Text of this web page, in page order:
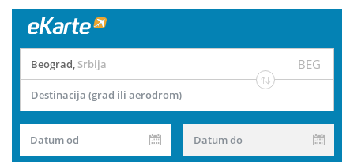
Beograd, Srbija BEG
Destinacija (grad ili aerodrom)
Datum od Datum do